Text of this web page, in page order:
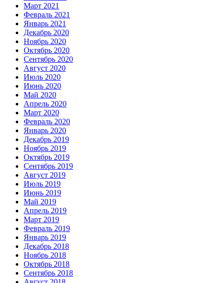
Март 2021
Февраль 2021
Январь 2021
Декабрь 2020
Ноябрь 2020
Октябрь 2020
Сентябрь 2020
Август 2020
Июль 2020
Июнь 2020
Май 2020
Апрель 2020
Март 2020
Февраль 2020
Январь 2020
Декабрь 2019
Ноябрь 2019
Октябрь 2019
Сентябрь 2019
Август 2019
Июль 2019
Июнь 2019
Май 2019
Апрель 2019
Март 2019
Февраль 2019
Январь 2019
Декабрь 2018
Ноябрь 2018
Октябрь 2018
Сентябрь 2018